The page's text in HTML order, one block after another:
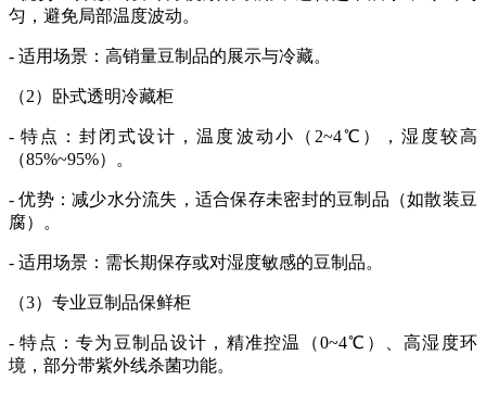
匀，避免局部温度波动。
- 适用场景：高销量豆制品的展示与冷藏。
（2）卧式透明冷藏柜
- 特点：封闭式设计，温度波动小（2~4℃），湿度较高
（85%~95%）。
- 优势：减少水分流失，适合保存未密封的豆制品（如散装豆
腐）。
- 适用场景：需长期保存或对湿度敏感的豆制品。
（3）专业豆制品保鲜柜
- 特点：专为豆制品设计，精准控温（0~4℃）、高湿度环
境，部分带紫外线杀菌功能。